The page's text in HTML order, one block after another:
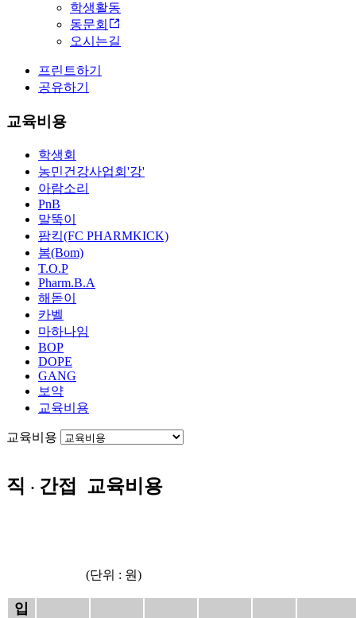
학생활동
동문회
오시는길
프린트하기
공유하기
교육비용
학생회
농민건강사업회'강'
아람소리
PnB
말뚝이
팜킥(FC PHARMKICK)
봄(Bom)
T.O.P
Pharm.B.A
해돋이
카벨
마하나임
BOP
DOPE
GANG
보약
교육비용
교육비용
직 · 간접 교육비용
(단위 : 원)
입